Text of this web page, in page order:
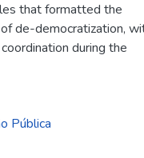
that formatted the
de-democratization,
during the
Pública